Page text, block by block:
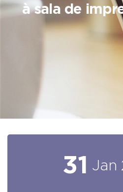
à sala de
31 Jan